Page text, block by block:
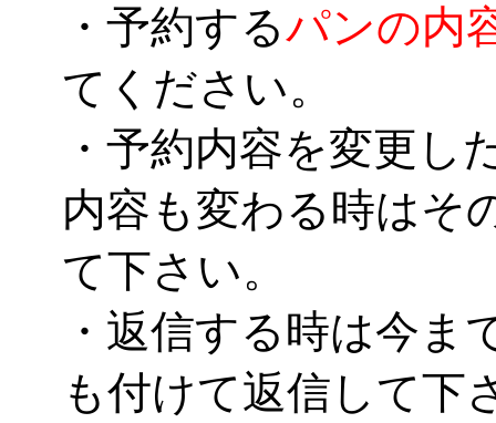
・予約するパンの内
てください。
・予約内容を変更し
内容も変わる時はそ
て下さい。
・返信する時は今
も付けて返信して下